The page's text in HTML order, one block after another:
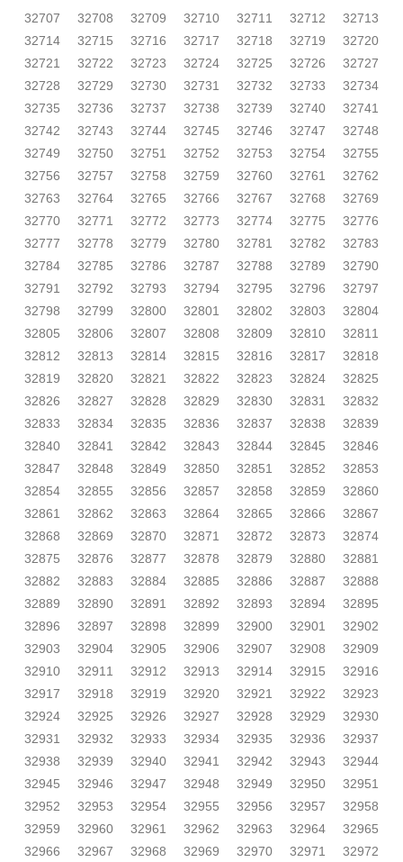
32707
32708 32709 32710 32711 32712
32713
32714
32715 32716 32717 32718 32719
32720
32721
32722 32723 32724 32725 32726
32727
32728
32729 32730 32731 32732 32733
32734
32735
32736 32737 32738 32739 32740
32741
32742
32743 32744 32745 32746 32747
32748
32749
32750 32751 32752 32753 32754
32755
32756
32757 32758 32759 32760 32761
32762
32763
32764 32765 32766 32767 32768
32769
32770
32771 32772 32773 32774 32775
32776
32777
32778 32779 32780 32781 32782
32783
32784
32785 32786 32787 32788 32789
32790
32791
32792 32793 32794 32795 32796
32797
32798
32799 32800 32801 32802 32803
32804
32805
32806 32807 32808 32809 32810
32811
32812
32813 32814 32815 32816 32817
32818
32819
32820 32821 32822 32823 32824
32825
32826
32827 32828 32829 32830 32831
32832
32833
32834 32835 32836 32837 32838
32839
32840
32841 32842 32843 32844 32845
32846
32847
32848 32849 32850 32851 32852
32853
32854
32855 32856 32857 32858 32859
32860
32861
32862 32863 32864 32865 32866
32867
32868
32869 32870 32871 32872 32873
32874
32875
32876 32877 32878 32879 32880
32881
32882
32883 32884 32885 32886 32887
32888
32889
32890 32891 32892 32893 32894
32895
32896
32897 32898 32899 32900 32901
32902
32903
32904 32905 32906 32907 32908
32909
32910
32911 32912 32913 32914 32915
32916
32917
32918 32919 32920 32921 32922
32923
32924
32925 32926 32927 32928 32929
32930
32931
32932 32933 32934 32935 32936
32937
32938
32939 32940 32941 32942 32943
32944
32945
32946 32947 32948 32949 32950
32951
32952
32953 32954 32955 32956 32957
32958
32959
32960 32961 32962 32963 32964
32965
32966
32967 32968 32969 32970 32971
32972